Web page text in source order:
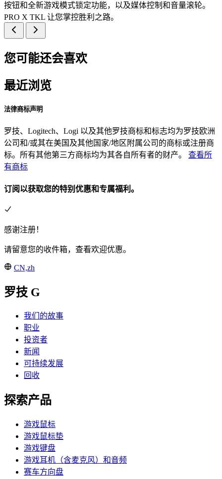
按钮和全新游戏模式锁定功能，以及媒体控制和音量滚轮。
PRO X TKL 让您掌控胜利之路。
您可能还会喜欢
最近浏览
法律商标声明
罗技、Logitech、Logi 以及其他罗技商标和标志均为罗技欧洲
公司和/或其在美国及其他国家/地区附属公司的商标或注册商
标。所有其他第三方商标均为其各自所有者的财产。 查看所
有商标
订阅以获取您的特别优惠和专属福利。
感谢注册！
请留意您的收件箱，查看欢迎优惠。
CN,zh
罗技 G
我们的故事
职业
投资者
新闻
可持续发展
回收
探索产品
游戏鼠标
游戏鼠标垫
游戏键盘
游戏耳机（含麦克风）和音频
赛车方向盘